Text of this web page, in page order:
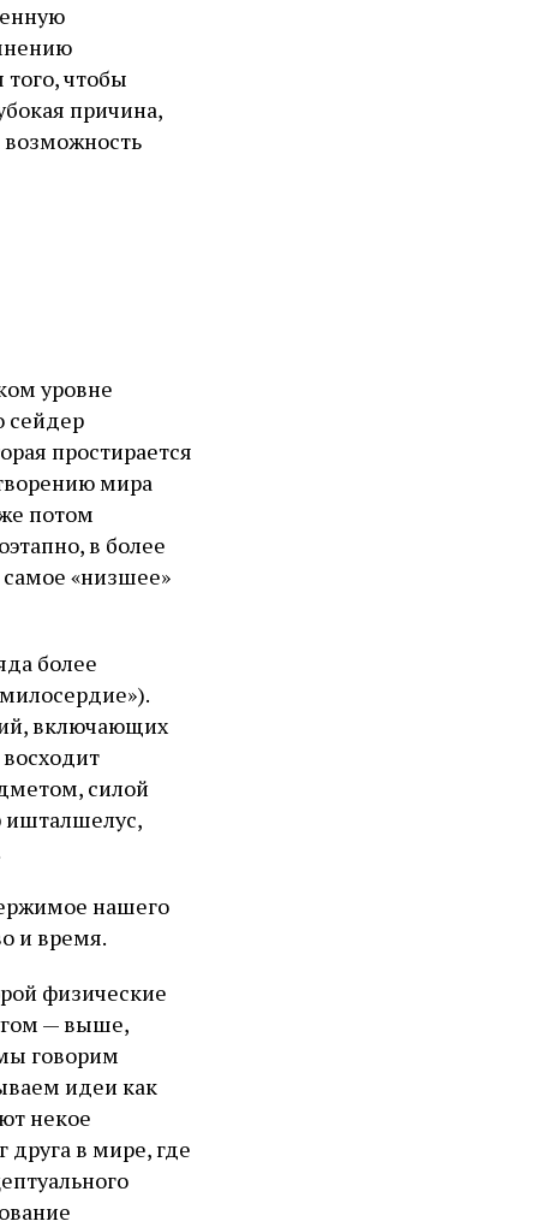
чтобы
причина,
уровне
сейдер
простирается
мира
потом
в более
«низшее»
более
включающих
силой
ишталшелус,
нашего
и время.
физические
— выше,
говорим
идеи как
некое
друга в мире, где